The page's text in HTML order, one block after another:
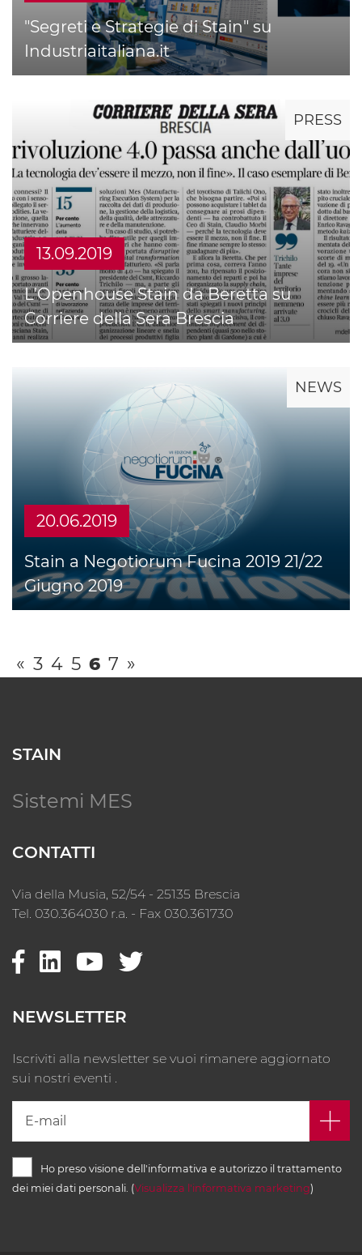
"Segreti e Strategie di Stain" su
Industriaitaliana.it
PRESS
13.09.2019
L'Openhouse Stain da Beretta su
Corriere della Sera Brescia
NEWS
20.06.2019
Stain a Negotiorum Fucina 2019 21/22
Giugno 2019
« 3 4 5 6 7 »
STAIN
Sistemi MES
CONTATTI
Via della Musia, 52/54 - 25135 Brescia
Tel. 030.364030 r.a. - Fax 030.361730
NEWSLETTER
Iscriviti alla newsletter se vuoi rimanere aggiornato
sui nostri eventi .
Ho preso visione dell'informativa e autorizzo il trattamento
dei miei dati personali. (Visualizza l'informativa marketing)